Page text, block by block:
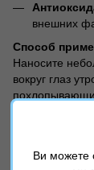
внешних
Способ
Наносите
вокруг глаз
Ви можете